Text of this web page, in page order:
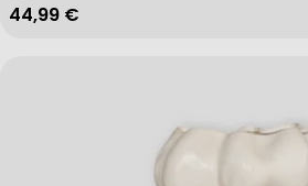
Regulärer Preis
44,99 €